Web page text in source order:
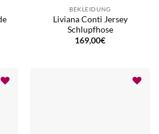
BEKLEIDUNG
Liviana Conti Jersey
Schlupfhose
169,00€